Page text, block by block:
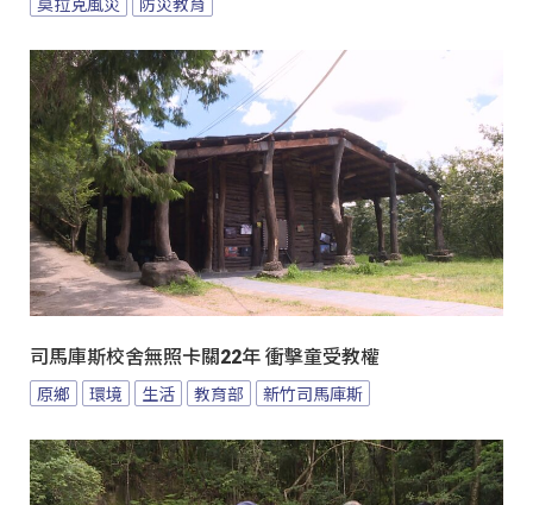
司馬庫斯校舍無照卡關22年 衝擊童受教權
原鄉 環境 生活 教育部 新竹司馬庫斯